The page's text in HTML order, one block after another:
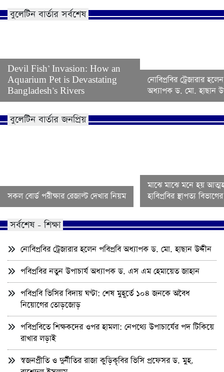
বুলেটিন বার্তার সর্বশেষ
Devil Fish’ Invasion: How an
Aquarium Pet is Devastating
Bangladesh’s Rivers
নোবিপ্রবির ট্রেজারার
অধ্যাপক ড. মো. হাছান
বুলেটিন বার্তার জনপ্রিয়
সকল বোর্ড পরীক্ষার রেজাল্ট দেখার নিয়ম
মাঝে মাঝে মনে হয়
হাবিপ্রবির স্থাপত্য
সর্বশেষ - শিক্ষা
নোবিপ্রবির ট্রেজারার হলেন পবিপ্রবি অধ্যাপক ড. মো. হাছান উদ্দীন
পবিপ্রবির নতুন উপাচার্য অধ্যাপক ড. এস এম হেমায়েত জাহান
পবিপ্রবি ভিসির বিদায় ঘণ্টা: শেষ মুহূর্তে ১০৪ জনকে অবৈধ
নিয়োগের তোড়জোড়
পবিপ্রবিতে শিক্ষকদের ওপর হামলা: নেপথ্যে উপাচার্যের পদ টিকিয়ে
রাখার লড়াই
স্বজনপ্রীতি ও দুর্নীতির রাজা কুড়িকৃবির ভিসি প্রফেসর ড. মুহ.